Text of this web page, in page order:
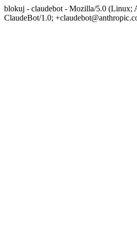
blokuj - claudebot - Mozilla/5.0 (Linux;
ClaudeBot/1.0;